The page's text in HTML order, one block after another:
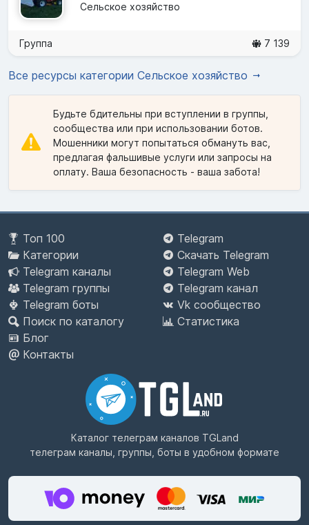
Сельское хозяйство
Группа 7 139
Все ресурсы категории Сельское хозяйство
Будьте бдительны при вступлении в группы,
сообщества или при использовании ботов.
Мошенники могут попытаться обмануть вас,
предлагая фальшивые услуги или запросы на
оплату. Ваша безопасность - ваша забота!
Топ 100
Категории
Telegram каналы
Telegram группы
Telegram боты
Поиск по каталогу
Блог
Контакты
Telegram
Скачать Telegram
Telegram Web
Telegram канал
Vk сообщество
Статистика
Каталог телеграм каналов TGLand
телеграм каналы, группы, боты в удобном формате